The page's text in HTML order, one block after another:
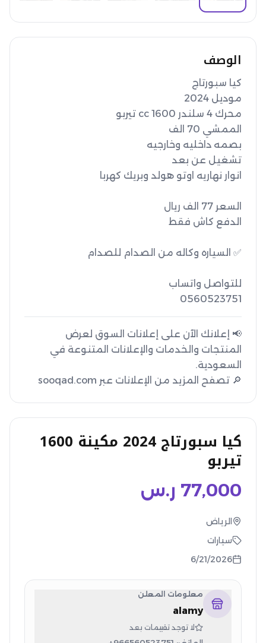
الوصف
0560523751
📢 إعلانك الآن على إعلانات السوق لعرض
المنتجات والخدمات والإعلانات المتنوعة في
🔎 تصفح المزيد من الإعلانات عبر sooqad.com
كيا سبورتاج 2024 مكينة 1600
تيربو
77,000 ر.س
الرياض
سيارات
6/21/2026
معلومات المعلن
alamy
لا توجد تقييمات بعد